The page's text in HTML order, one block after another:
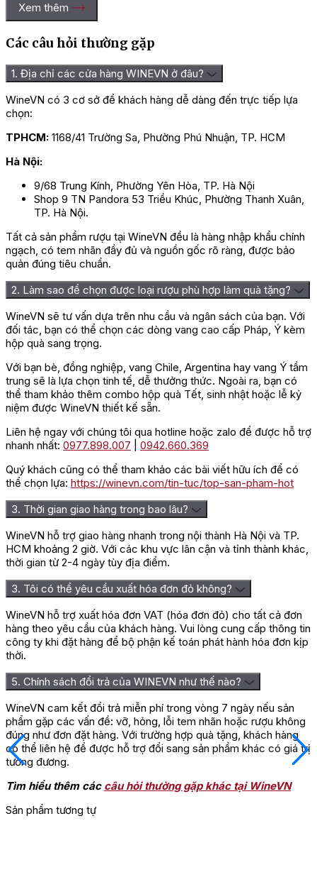
Xem thêm
Các câu hỏi thường gặp
1. Địa chỉ các cửa hàng WINEVN ở đâu?
WineVN có 3 cơ sở để khách hàng dễ dàng đến trực tiếp lựa
chọn:
TPHCM: 1168/41 Trường Sa, Phường Phú Nhuận, TP. HCM
Hà Nội:
9/68 Trung Kính, Phường Yên Hòa, TP. Hà Nội
Shop 9 TN Pandora 53 Triều Khúc, Phường Thanh Xuân,
TP. Hà Nội.
Tất cả sản phẩm rượu tại WineVN đều là hàng nhập khẩu chính
ngạch, có tem nhãn đầy đủ và nguồn gốc rõ ràng, được bảo
quản đúng tiêu chuẩn.
2. Làm sao để chọn được loại rượu phù hợp làm quà tặng?
WineVN sẽ tư vấn dựa trên nhu cầu và ngân sách của bạn. Với
đối tác, bạn có thể chọn các dòng vang cao cấp Pháp, Ý kèm
hộp quà sang trọng.
Với bạn bè, đồng nghiệp, vang Chile, Argentina hay vang Ý tầm
trung sẽ là lựa chọn tinh tế, dễ thưởng thức. Ngoài ra, bạn có
thể tham khảo thêm combo hộp quà Tết, sinh nhật hoặc lễ kỷ
niệm được WineVN thiết kế sẵn.
Liên hệ ngay với chúng tôi qua hotline hoặc zalo để được hỗ trợ
nhanh nhất: 0977.898.007
0942.660.369
Quý khách cũng có thể tham khảo các bài viết hữu ích để có
thể chọn lựa: https://winevn.com/tin-tuc/top-san-pham-hot
3. Thời gian giao hàng trong bao lâu?
WineVN hỗ trợ giao hàng nhanh trong nội thành Hà Nội và TP.
HCM khoảng 2 giờ. Với các khu vực lân cận và tỉnh thành khác,
thời gian từ 2-4 ngày tùy địa điểm.
3. Tôi có thể yêu cầu xuất hóa đơn đỏ không?
WineVN hỗ trợ xuất hóa đơn VAT (hóa đơn đỏ) cho tất cả đơn
hàng theo yêu cầu của khách hàng. Vui lòng cung cấp thông tin
công ty khi đặt hàng để bộ phận kế toán phát hành hóa đơn kịp
thời.
5. Chính sách đổi trả của WINEVN như thế nào?
WineVN cam kết đổi trả miễn phí trong vòng 7 ngày nếu sản
phẩm gặp các vấn đề: vỡ, hỏng, lỗi tem nhãn hoặc rượu không
đúng như đơn đặt hàng. Với trường hợp quà tặng, khách hàng
có thể liên hệ để được hỗ trợ đổi sang sản phẩm khác có giá trị
tương đương.
Tìm hiểu thêm các câu hỏi thường gặp khác tại WineVN
Sản phẩm tương tự